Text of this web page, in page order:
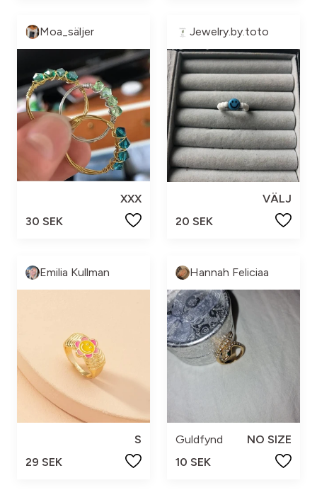
Moa_säljer
XXX
30 SEK
Jewelry.by.toto
VÄLJ
20 SEK
Emilia Kullman
S
29 SEK
Hannah Feliciaa
Guldfynd
NO SIZE
10 SEK